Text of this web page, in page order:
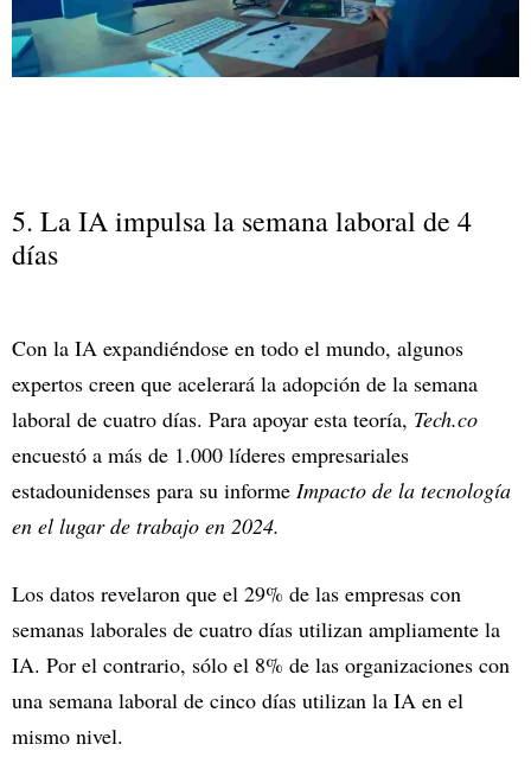
5. La IA impulsa la semana laboral de 4
días
Con la IA expandiéndose en todo el mundo, algunos
expertos creen que acelerará la adopción de la semana
laboral de cuatro días. Para apoyar esta teoría, Tech.co
encuestó a más de 1.000 líderes empresariales
estadounidenses para su informe Impacto de la tecnología
en el lugar de trabajo en 2024.
Los datos revelaron que el 29% de las empresas con
semanas laborales de cuatro días utilizan ampliamente la
IA. Por el contrario, sólo el 8% de las organizaciones con
una semana laboral de cinco días utilizan la IA en el
mismo nivel.